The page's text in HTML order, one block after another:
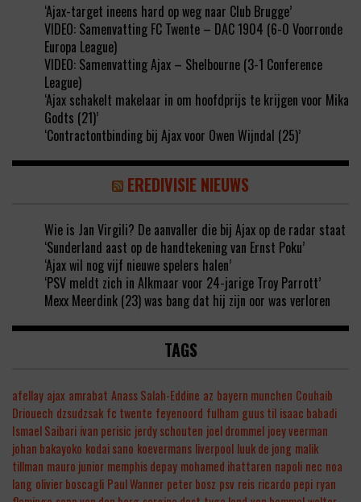
‘Ajax-target ineens hard op weg naar Club Brugge’
VIDEO: Samenvatting FC Twente – DAC 1904 (6-0 Voorronde
Europa League)
VIDEO: Samenvatting Ajax – Shelbourne (3-1 Conference
League)
‘Ajax schakelt makelaar in om hoofdprijs te krijgen voor Mika
Godts (21)’
‘Contractontbinding bij Ajax voor Owen Wijndal (25)’
EREDIVISIE NIEUWS
Wie is Jan Virgili? De aanvaller die bij Ajax op de radar staat
‘Sunderland aast op de handtekening van Ernst Poku’
‘Ajax wil nog vijf nieuwe spelers halen’
‘PSV meldt zich in Alkmaar voor 24-jarige Troy Parrott’
Mexx Meerdink (23) was bang dat hij zijn oor was verloren
TAGS
afellay ajax amrabat Anass Salah-Eddine az bayern munchen Couhaib
Driouech dzsudzsak fc twente feyenoord fulham guus til isaac babadi
Ismael Saibari ivan perisic jerdy schouten joel drommel joey veerman
johan bakayoko kodai sano koevermans liverpool luuk de jong malik
tillman mauro junior memphis depay mohamed ihattaren napoli nec noa
lang olivier boscagli Paul Wanner peter bosz psv reis ricardo pepi ryan